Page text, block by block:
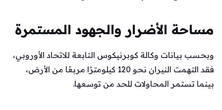
مساحة الأضرار والجهود المستمرة
وبحسب بيانات وكالة كوبرنيكوس التابعة للاتحاد الأوروبي،
فقد التهمت النيران نحو 120 كيلومترًا مربعًا من الأرض،
بينما تستمر المحاولات للحد من توسعها.